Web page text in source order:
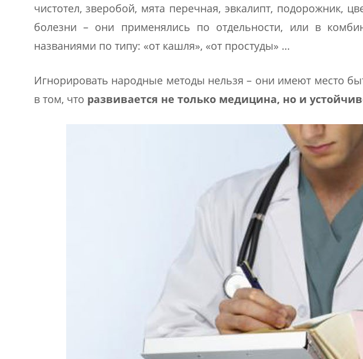
чистотел, зверобой, мята перечная, эвкалипт, подорожник,
болезни – они применялись по отдельности, или в
названиями по типу: «от кашля», «от простуды» …
Игнорировать народные методы нельзя – они имеют место
в том, что развивается не только медицина, но и